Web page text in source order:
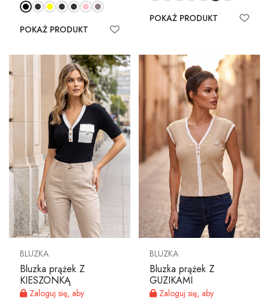
POKAŻ PRODUKT
POKAŻ PRODUKT
BLUZKA
Bluzka prążek Z
KIESZONKĄ
Zaloguj się, aby
BLUZKA
Bluzka prążek Z
GUZIKAMI
Zaloguj się, aby